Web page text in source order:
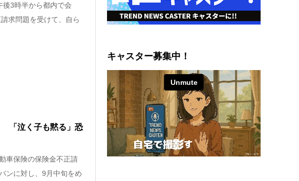
3時半から都内で会
求問題を受けて、自ら
「泣く子も黙る」恐
車保険の保険金不正請
ンに対し、9月中旬をめ
キャスター募集中！